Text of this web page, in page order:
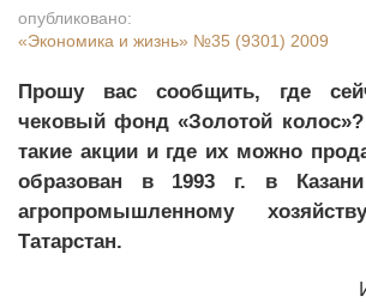
опубликовано:
«Экономика и жизнь» №35 (9301) 2009
Прошу вас сообщить, где
чековый фонд «Золотой колос»?
такие акции и где их можно
образован в 1993 г. в
агропромышленному
Татарстан.